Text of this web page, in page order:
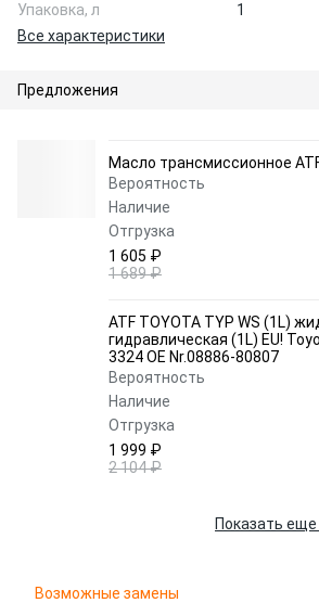
Упаковка, л
1
Все характеристики
Предложения
Масло трансмиссионное
Вероятность
Наличие
Отгрузка
1 605 ₽
1 689 ₽
ATF TOYOTA TYP WS (1L)
гидравлическая (1L) EU!
3324 OE Nr.08886-80807
Вероятность
Наличие
Отгрузка
1 999 ₽
2 104 ₽
Показать
Возможные замены